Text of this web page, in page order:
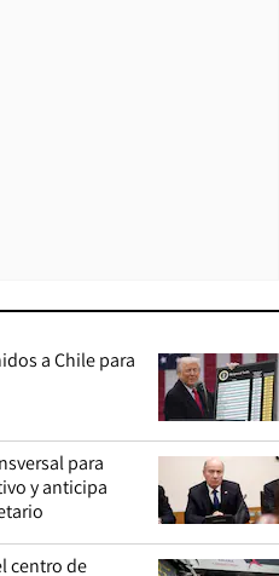
a Chile para
para
y anticipa
centro de